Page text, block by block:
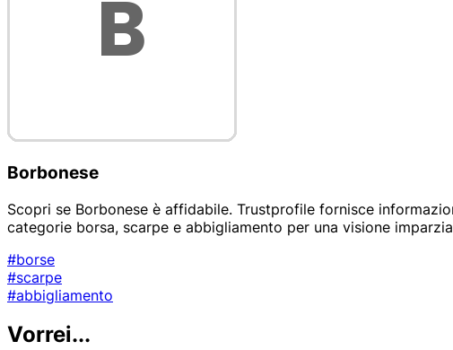
Borbonese
Scopri se Borbonese è affidabile. Trustprofile fornisce
categorie borsa, scarpe e abbigliamento per una visione
#borse
#scarpe
#abbigliamento
Vorrei...